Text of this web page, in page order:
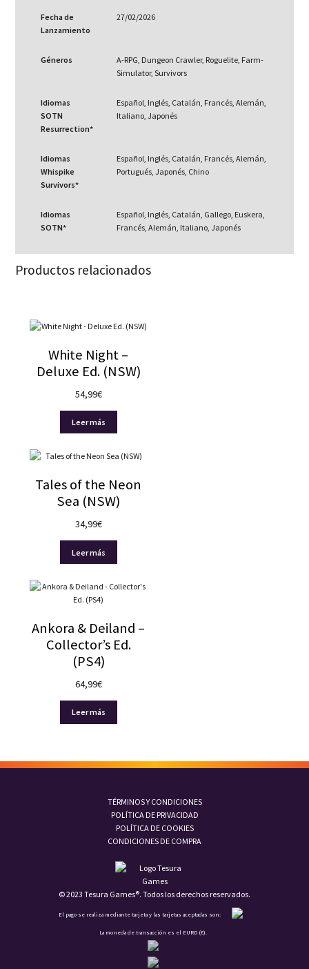
Fecha de
Lanzamiento
27/02/2026
Géneros
A-RPG, Dungeon Crawler, Roguelite, Farm-
Simulator, Survivors
Idiomas
SOTN
Resurrection*
Español, Inglés, Catalán, Francés, Alemán,
Italiano, Japonés
Idiomas
Whispike
Survivors*
Español, Inglés, Catalán, Francés, Alemán,
Portugués, Japonés, Chino
Idiomas
SOTN*
Español, Inglés, Catalán, Gallego, Euskera,
Francés, Alemán, Italiano, Japonés
Productos relacionados
White Night –
Deluxe Ed. (NSW)
54,99€
Leer más
Tales of the Neon
Sea (NSW)
34,99€
Leer más
Ankora & Deiland –
Collector’s Ed.
(PS4)
64,99€
Leer más
TÉRMINOS Y CONDICIONES
POLÍTICA DE PRIVACIDAD
POLÍTICA DE COOKIES
CONDICIONES DE COMPRA
© 2023 Tesura Games®. Todos los derechos reservados.
El pago se realiza mediante tarjeta y las tarjetas aceptadas son:
La moneda de transacción es el EURO (€).